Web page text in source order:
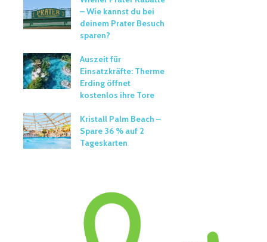
– Wie kannst du bei
deinem Prater Besuch
sparen?
Auszeit für
Einsatzkräfte: Therme
Erding öffnet
kostenlos ihre Tore
Kristall Palm Beach –
Spare 36 % auf 2
Tageskarten